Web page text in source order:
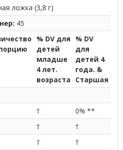
ложка (3,8 г)
45
% DV для
детей
младше
4 лет.
возраста
% DV
для
детей 4
года. &
Старшая
†
0% **
†
†
†
†